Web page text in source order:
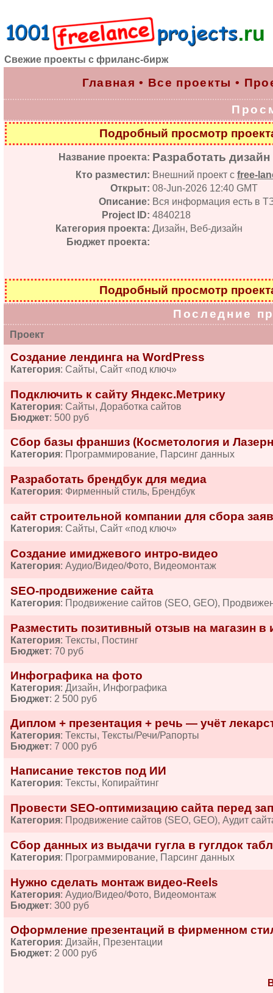
Свежие проекты с фриланс-бирж
Главная • Все проекты •
Подробный просмотр
Название проекта: Разработать дизайн
Кто разместил: Внешний проект с free-
Открыт: 08-Jun-2026 12:40 GMT
Описание: Вся информация есть в
Project ID: 4840218
Категория проекта: Дизайн, Веб-дизайн
Бюджет проекта:
Подробный просмотр
Последние
Проект
Создание лендинга на WordPress
Категория: Сайты, Сайт «под ключ»
Подключить к сайту Яндекс.Метрику
Категория: Сайты, Доработка сайтов
Бюджет: 500 руб
Сбор базы франшиз (Косметология и
Категория: Программирование, Парсинг данных
Разработать брендбук для медиа
Категория: Фирменный стиль, Брендбук
сайт строительной компании для сбора
Категория: Сайты, Сайт «под ключ»
Создание имиджевого интро-видео
Категория: Аудио/Видео/Фото, Видеомонтаж
SEO-продвижение сайта
Категория: Продвижение сайтов (SEO, GEO),
Разместить позитивный отзыв на магазин в
Категория: Тексты, Постинг
Бюджет: 70 руб
Инфографика на фото
Категория: Дизайн, Инфографика
Бюджет: 2 500 руб
Диплом + презентация + речь — учёт
Категория: Тексты, Тексты/Речи/Рапорты
Бюджет: 7 000 руб
Написание текстов под ИИ
Категория: Тексты, Копирайтинг
Провести SEO-оптимизацию сайта перед
Категория: Продвижение сайтов (SEO, GEO), Аудит
Сбор данных из выдачи гугла в гуглдок
Категория: Программирование, Парсинг данных
Нужно сделать монтаж видео-Reels
Категория: Аудио/Видео/Фото, Видеомонтаж
Бюджет: 300 руб
Оформление презентаций в фирменном
Категория: Дизайн, Презентации
Бюджет: 2 000 руб